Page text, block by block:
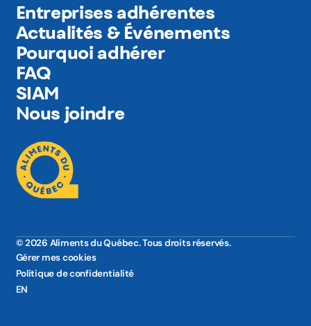
Entreprises adhérentes
Actualités & Événements
Pourquoi adhérer
FAQ
SIAM
Nous joindre
© 2026 Aliments du Québec. Tous droits réservés.
Gérer mes cookies
Politique de confidentialité
EN